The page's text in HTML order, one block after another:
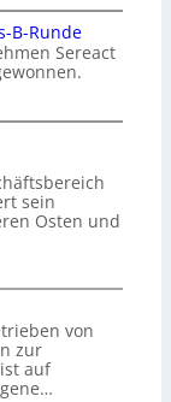
B-Runde
Sereact
sein
Osten und
von
zur
auf